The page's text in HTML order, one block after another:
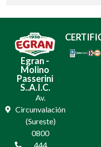
Egran -
Molino
Passerini
S..A.I.C.
Av.
Circunvalación
(Sureste)
0800
444